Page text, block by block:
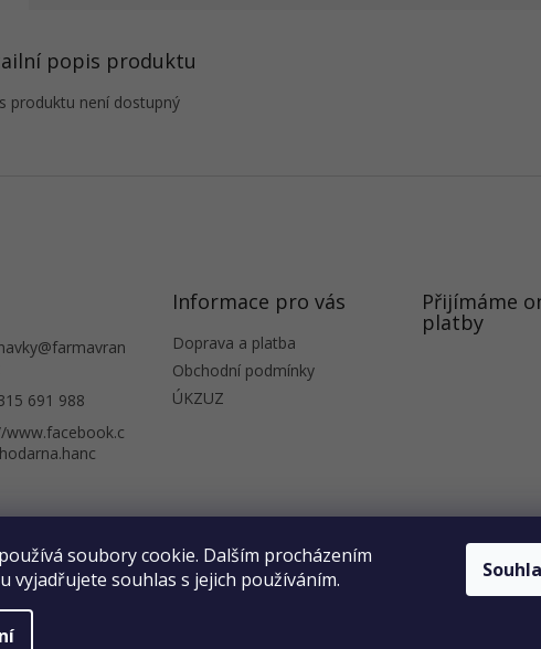
soubory cookie. Dalším procházením
vyjadřujete souhlas s jejich používáním.
popis produktu
produktu není dostupný
@farmavran
691 988
www.facebook.c
Informace pro vás
Doprava a platba
Obchodní podmínky
ÚKZUZ
Přijímáme
platby
Obchodní podmínky Informace o ochraně osobních údajů dle
Podívejte se na naši prodejnu
vyhrazena.